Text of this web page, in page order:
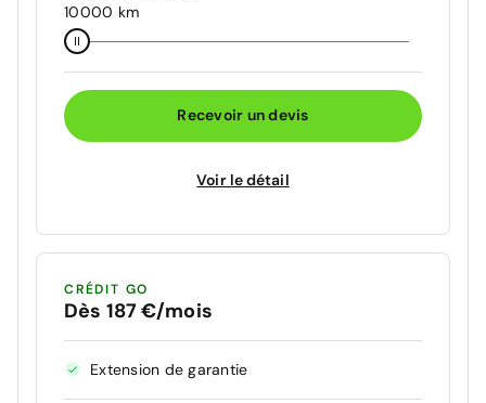
10000 km
Recevoir un devis
Voir le détail
CRÉDIT GO
Dès 187 €/mois
Extension de garantie